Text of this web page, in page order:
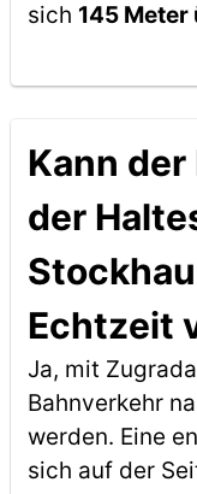
sich 145 Meter
Kann der
der
Echtzeit
Ja, mit
Bahnverkehr
werden. Eine
sich auf der